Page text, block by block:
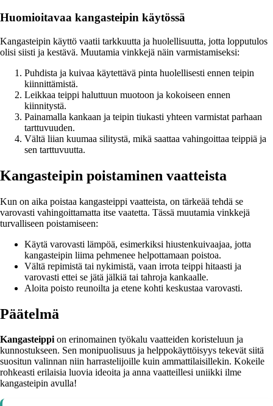
Huomioitavaa kangasteipin käytössä
Kangasteipin käyttö vaatii tarkkuutta ja huolellisuutta, jotta lopputulos
olisi siisti ja kestävä. Muutamia vinkkejä näin varmistamiseksi:
Puhdista ja kuivaa käytettävä pinta huolellisesti ennen teipin
kiinnittämistä.
Leikkaa teippi haluttuun muotoon ja kokoiseen ennen
kiinnitystä.
Painamalla kankaan ja teipin tiukasti yhteen varmistat parhaan
tarttuvuuden.
Vältä liian kuumaa silitystä, mikä saattaa vahingoittaa teippiä ja
sen tarttuvuutta.
Kangasteipin poistaminen vaatteista
Kun on aika poistaa kangasteippi vaatteista, on tärkeää tehdä se
varovasti vahingoittamatta itse vaatetta. Tässä muutamia vinkkejä
turvalliseen poistamiseen:
Käytä varovasti lämpöä, esimerkiksi hiustenkuivaajaa, jotta
kangasteipin liima pehmenee helpottamaan poistoa.
Vältä repimistä tai nykimistä, vaan irrota teippi hitaasti ja
varovasti ettei se jätä jälkiä tai tahroja kankaalle.
Aloita poisto reunoilta ja etene kohti keskustaa varovasti.
Päätelmä
Kangasteippion erinomainen työkalu vaatteiden koristeluun ja
kunnostukseen. Sen monipuolisuus ja helppokäyttöisyys tekevät siitä
suositun valinnan niin harrastelijoille kuin ammattilaisillekin. Kokeile
rohkeasti erilaisia luovia ideoita ja anna vaatteillesi uniikki ilme
kangasteipin avulla!